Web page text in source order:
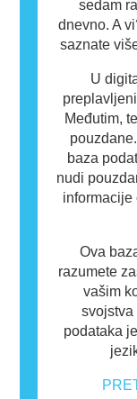
sedam
dnevno. A
saznate
U
Međutim,
baza
nudi
informacije
Ova
razumete
vašim
svojstva
podataka